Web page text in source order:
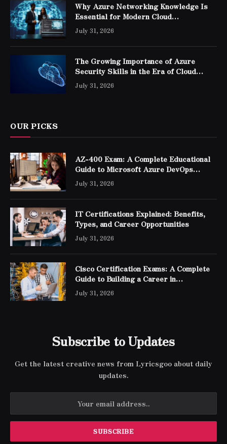
Why Azure Networking Knowledge Is
Essential for Modern Cloud
Professionals
July 31, 2026
The Growing Importance of Azure
Security Skills in the Era of Cloud
Computing
July 31, 2026
OUR PICKS
AZ-400 Exam: A Complete Educational
Guide to Microsoft Azure DevOps
Engineer Expert Certification
July 31, 2026
IT Certifications Explained: Benefits,
Types, and Career Opportunities
July 31, 2026
Cisco Certification Exams: A Complete
Guide to Building a Career in
Networking
July 31, 2026
Subscribe to Updates
Get the latest creative news from Lyricsgoo about daily
updates.